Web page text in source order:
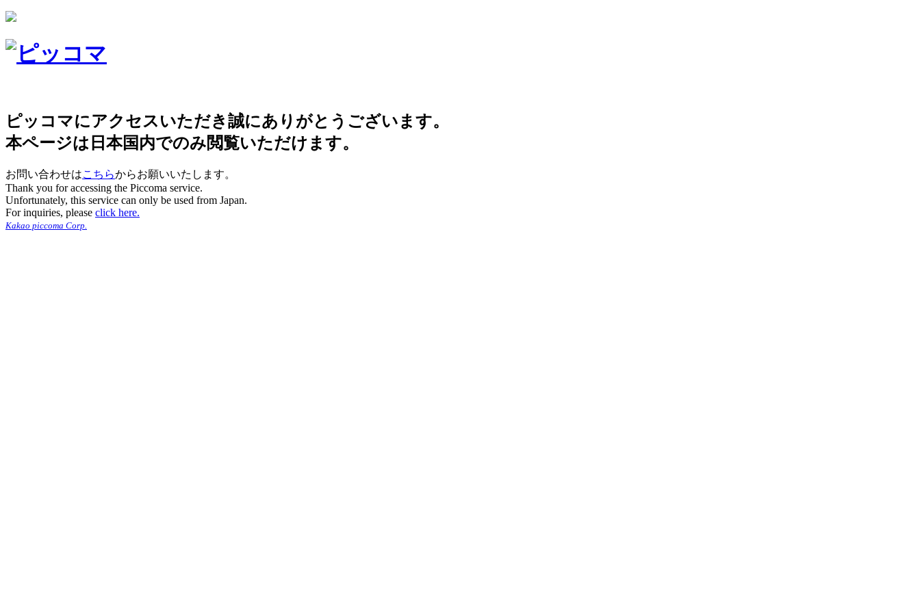
ピッコマにアクセスいただき誠にありがとうございます。
本ページは日本国内でのみ閲覧いただけます。
お問い合わせはこちらからお願いいたします。
Thank you for accessing the Piccoma service.
Unfortunately, this service can only be used from Japan.
For inquiries, please click here.
Kakao piccoma Corp.